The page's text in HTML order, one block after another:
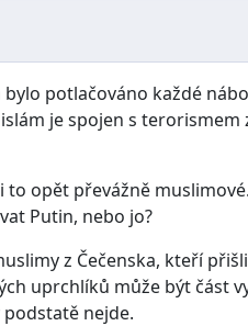
potlačováno každé
je spojen s
opět převážně
Putin, nebo jo?
z Čečenska, kteří přišli
uprchlíků může být část
nejde.